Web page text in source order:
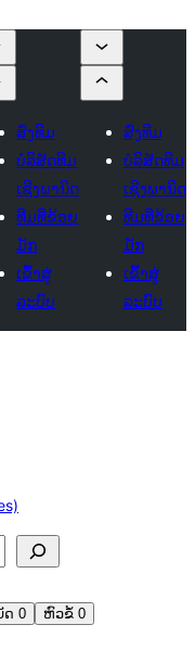
ສົ່ງທີມ
ບໍລິສັດທີມ
ເຊີງພານິດ
ທີມທີ່ຂ້ອຍ
ມັກ
ເຂົ້າສູ່
ລະບົບ
ສົ່ງທີມ
ບໍລິສັດທີມ
ເຊີງພານິດ
ທີມທີ່ຂ້ອຍ
ມັກ
ເຂົ້າສູ່
ລະບົບ
ດ 0 ຫົວຂໍ້ 0